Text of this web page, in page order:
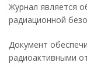
Журнал является
радиационной
Документ
радиоактивными